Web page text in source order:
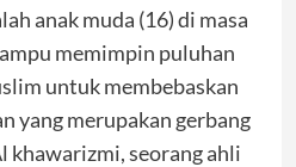
anak muda (16) di masa
memimpin puluhan
untuk membebaskan
yang merupakan gerbang
khawarizmi, seorang ahli